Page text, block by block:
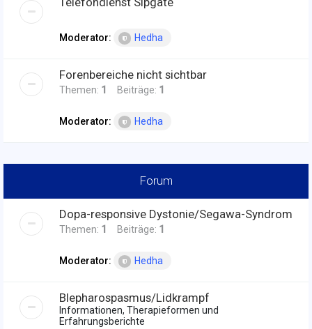
Moderator: Hedha
Forenbereiche nicht sichtbar
Themen: 1 Beiträge: 1
Moderator: Hedha
Forum
Dopa-responsive Dystonie/Segawa-Syndrom
Themen: 1 Beiträge: 1
Moderator: Hedha
Blepharospasmus/Lidkrampf
Informationen, Therapieformen und
Erfahrungsberichte